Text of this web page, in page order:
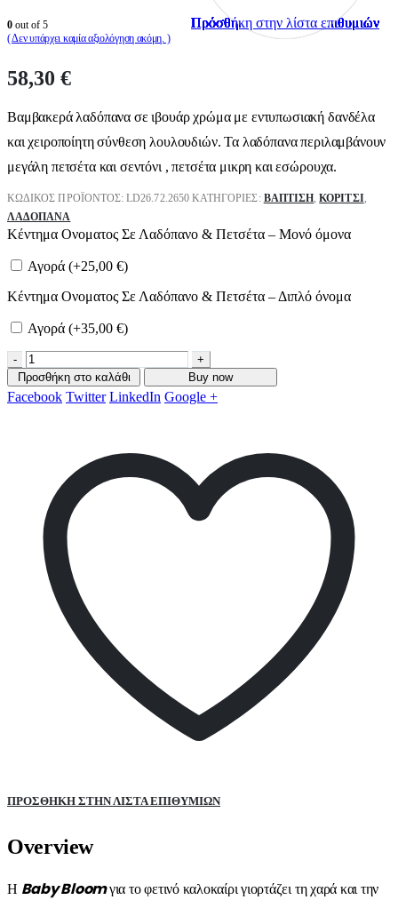
0 out of 5
( Δεν υπάρχει καμία αξιολόγηση ακόμη. )
58,30 €
Bαμβακερά λαδόπανα σε ιβουάρ χρώμα με εντυπωσιακή δανδέλα
και χειροποίητη σύνθεση λουλουδιών. Τα λαδόπανα περιλαμβάνουν
μεγάλη πετσέτα και σεντόνι , πετσέτα μικρη και εσώρουχα.
ΚΩΔΙΚΌΣ ΠΡΟΪΌΝΤΟΣ:LD26.72.2650 ΚΑΤΗΓΟΡΊΕΣ: ΒΑΠΤΙΣΗ ,ΚΟΡΊΤΣΙ,
ΛΑΔΌΠΑΝΑ
Κέντημα Ονοματος Σε Λαδόπανο & Πετσέτα – Μονό όμονα
Αγορά (+25,00 €)
Κέντημα Ονοματος Σε Λαδόπανο & Πετσέτα – Διπλό όνομα
Αγορά (+35,00 €)
-
+
Προσθήκη στο καλάθι
Buy now
Facebook Twitter LinkedIn Google +
ΠΡΌΣΘΉΚΗ ΣΤΗΝ ΛΊΣΤΑ ΕΠΙΘΥΜΙΏΝ
Overview
Η BabyBloomγια το φετινό καλοκαίρι γιορτάζει τη χαρά και την
Πρόσθήκη στην λίστα επιθυμιών
Πρόσθήκη στην λίστα επιθυμιών
Πρόσθήκη στην λίστα επιθυμιών
Πρόσθήκη στην λίστα επιθυμιών
Πρόσθήκη στην λίστα επιθυμιών
Πρόσθήκη στην λίστα επιθυμιών
Πρόσθήκη στην λίστα επιθυμιών
Πρόσθήκη στην λίστα επιθυμιών
Πρόσθήκη στην λίστα επιθυμιών
Πρόσθήκη στην λίστα επιθυμιών